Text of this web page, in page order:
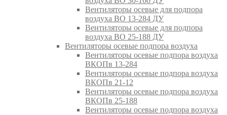
Вентиляторы осевые для подпора
воздуха ВО 13-284 ДУ
Вентиляторы осевые для подпора
воздуха ВО 25-188 ДУ
Вентиляторы осевые подпора воздуха
Вентиляторы осевые подпора воздуха
ВКОПв 13-284
Вентиляторы осевые подпора воздуха
ВКОПв 21-12
Вентиляторы осевые подпора воздуха
ВКОПв 25-188
Вентиляторы осевые подпора воздуха